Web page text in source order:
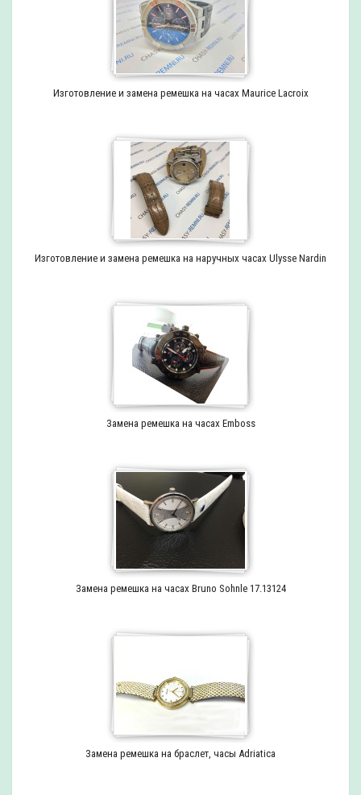
Изготовление и замена ремешка на часах Maurice Lacroix
Изготовление и замена ремешка на наручных часах Ulysse Nardin
Замена ремешка на часах Emboss
Замена ремешка на часах Bruno Sohnle 17.13124
Замена ремешка на браслет, часы Adriatica